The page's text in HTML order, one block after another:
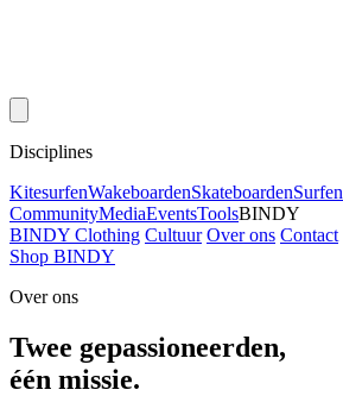
Disciplines
KitesurfenWakeboardenSkateboardenSurfen
CommunityMediaEventsToolsBINDY
BINDY Clothing Cultuur Over ons Contact
Shop BINDY
Over ons
Twee gepassioneerden,
één missie.